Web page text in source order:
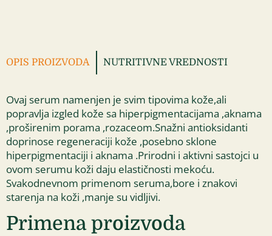
OPIS PROIZVODA NUTRITIVNE VREDNOSTI
Ovaj serum namenjen je svim tipovima kože,ali
popravlja izgled kože sa hiperpigmentacijama ,aknama
,proširenim porama ,rozaceom.Snažni antioksidanti
doprinose regeneraciji kože ,posebno sklone
hiperpigmentaciji i aknama .Prirodni i aktivni sastojci u
ovom serumu koži daju elastičnosti mekoću.
Svakodnevnom primenom seruma,bore i znakovi
starenja na koži ,manje su vidljivi.
Primena proizvoda